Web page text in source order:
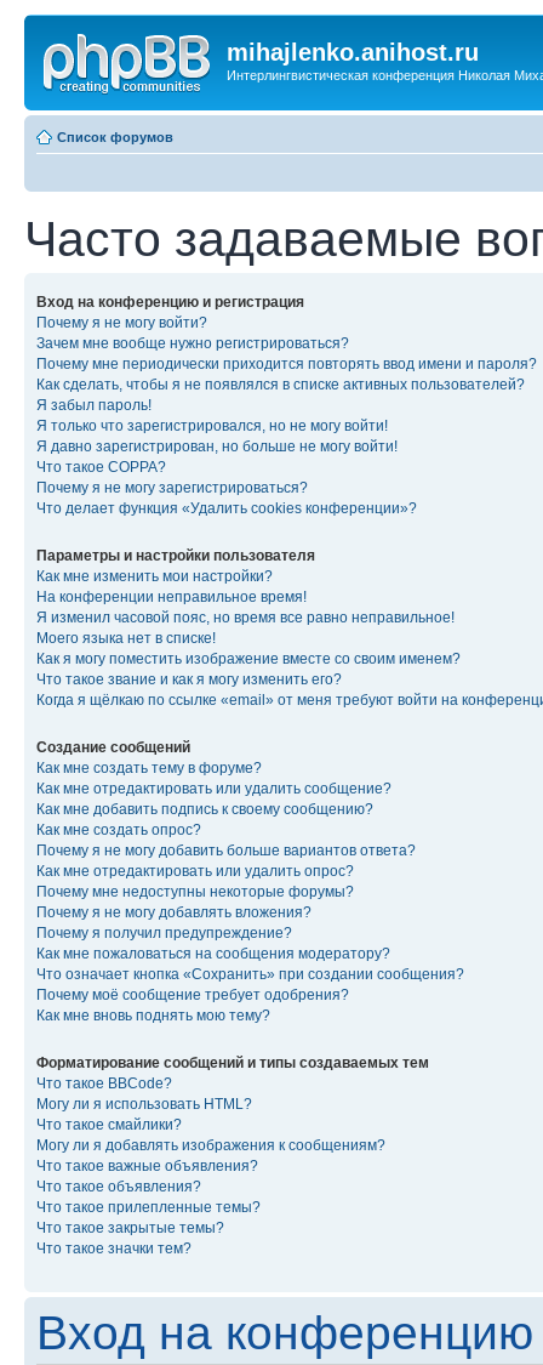
mihajlenko.anihost.ru
Интерлингвистическая конференция Николая
Список форумов
Часто задаваемые
Вход на конференцию и регистрация
Почему я не могу войти?
Зачем мне вообще нужно регистрироваться?
Почему мне периодически приходится повторять ввод имени и пароля?
Как сделать, чтобы я не появлялся в списке активных пользователей?
Я забыл пароль!
Я только что зарегистрировался, но не могу войти!
Я давно зарегистрирован, но больше не могу войти!
Что такое COPPA?
Почему я не могу зарегистрироваться?
Что делает функция «Удалить cookies конференции»?
Параметры и настройки пользователя
Как мне изменить мои настройки?
На конференции неправильное время!
Я изменил часовой пояс, но время все равно неправильное!
Моего языка нет в списке!
Как я могу поместить изображение вместе со своим именем?
Что такое звание и как я могу изменить его?
Когда я щёлкаю по ссылке «email» от меня требуют войти на
Создание сообщений
Как мне создать тему в форуме?
Как мне отредактировать или удалить сообщение?
Как мне добавить подпись к своему сообщению?
Как мне создать опрос?
Почему я не могу добавить больше вариантов ответа?
Как мне отредактировать или удалить опрос?
Почему мне недоступны некоторые форумы?
Почему я не могу добавлять вложения?
Почему я получил предупреждение?
Как мне пожаловаться на сообщения модератору?
Что означает кнопка «Сохранить» при создании сообщения?
Почему моё сообщение требует одобрения?
Как мне вновь поднять мою тему?
Форматирование сообщений и типы создаваемых тем
Что такое BBCode?
Могу ли я использовать HTML?
Что такое смайлики?
Могу ли я добавлять изображения к сообщениям?
Что такое важные объявления?
Что такое объявления?
Что такое прилепленные темы?
Что такое закрытые темы?
Что такое значки тем?
Вход на конференцию